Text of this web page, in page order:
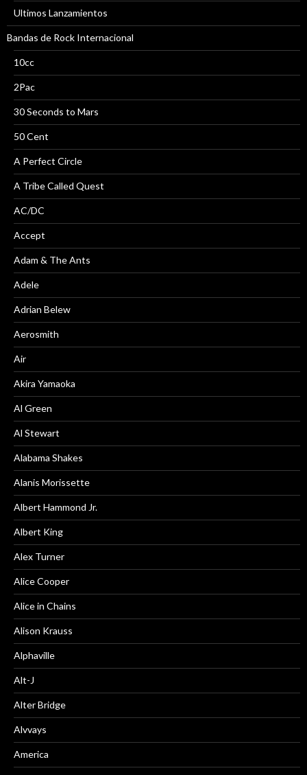
Ultimos Lanzamientos
Bandas de Rock Internacional
10cc
2Pac
30 Seconds to Mars
50 Cent
A Perfect Circle
A Tribe Called Quest
AC/DC
Accept
Adam & The Ants
Adele
Adrian Belew
Aerosmith
Air
Akira Yamaoka
Al Green
Al Stewart
Alabama Shakes
Alanis Morissette
Albert Hammond Jr.
Albert King
Alex Turner
Alice Cooper
Alice in Chains
Alison Krauss
Alphaville
Alt-J
Alter Bridge
Alvvays
America